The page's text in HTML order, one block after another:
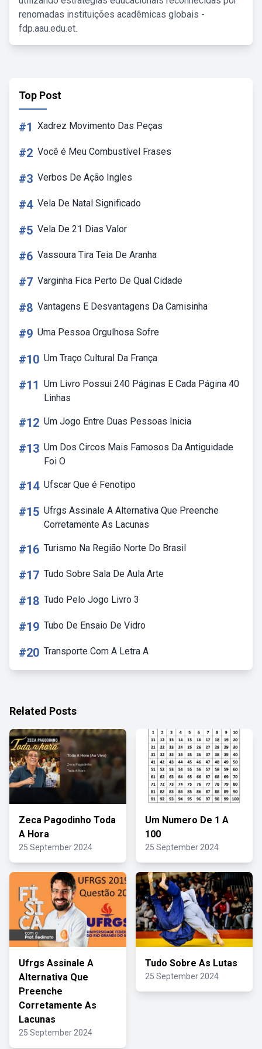
renomadas instituições acadêmicas globais -
fdp.aau.edu.et.
Top Post
#1 Xadrez Movimento Das Peças
#2 Você é Meu Combustível Frases
#3 Verbos De Ação Ingles
#4 Vela De Natal Significado
#5 Vela De 21 Dias Valor
#6 Vassoura Tira Teia De Aranha
#7 Varginha Fica Perto De Qual Cidade
#8 Vantagens E Desvantagens Da Camisinha
#9 Uma Pessoa Orgulhosa Sofre
#10 Um Traço Cultural Da França
#11 Um Livro Possui 240 Páginas E Cada Página 40
Linhas
#12 Um Jogo Entre Duas Pessoas Inicia
#13 Um Dos Circos Mais Famosos Da Antiguidade
Foi O
#14 Ufscar Que é Fenotipo
#15 Ufrgs Assinale A Alternativa Que Preenche
Corretamente As Lacunas
#16 Turismo Na Região Norte Do Brasil
#17 Tudo Sobre Sala De Aula Arte
#18 Tudo Pelo Jogo Livro 3
#19 Tubo De Ensaio De Vidro
#20 Transporte Com A Letra A
Related Posts
Zeca Pagodinho Toda
A Hora
25 September 2024
Um Numero De 1 A
100
25 September 2024
Ufrgs Assinale A
Alternativa Que
Preenche
Corretamente As
Lacunas
25 September 2024
Tudo Sobre As Lutas
25 September 2024